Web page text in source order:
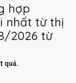
hợp
nhất từ thị
2026 từ
quả.